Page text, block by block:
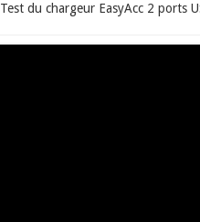
Test du chargeur EasyAcc 2 ports